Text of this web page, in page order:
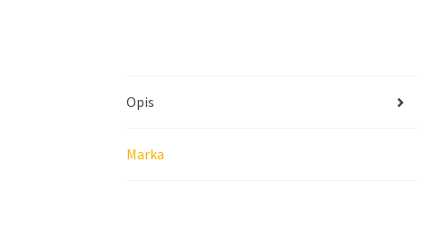
Opis
Marka